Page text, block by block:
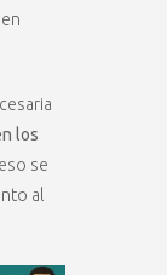
los
se
al